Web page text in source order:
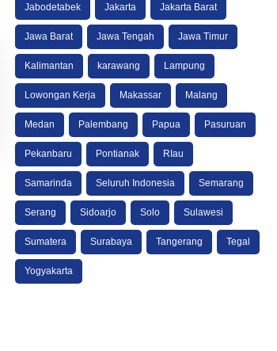
Jabodetabek Jakarta Jakarta Barat
Jawa Barat Jawa Tengah Jawa Timur
Kalimantan karawang Lampung
Lowongan Kerja Makassar Malang
Medan Palembang Papua Pasuruan
Pekanbaru Pontianak RIau
Samarinda Seluruh Indonesia Semarang
Serang Sidoarjo Solo Sulawesi
Sumatera Surabaya Tangerang Tegal
Yogyakarta